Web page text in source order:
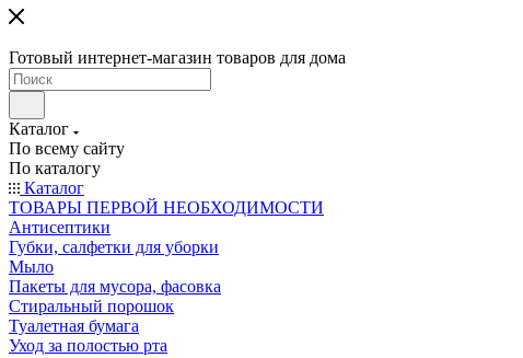
Готовый интернет-магазин товаров для дома
Каталог
По всему сайту
По каталогу
Каталог
ТОВАРЫ ПЕРВОЙ НЕОБХОДИМОСТИ
Антисептики
Губки, салфетки для уборки
Мыло
Пакеты для мусора, фасовка
Стиральный порошок
Туалетная бумага
Уход за полостью рта